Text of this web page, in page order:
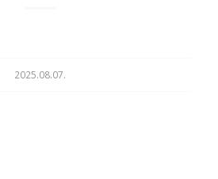
2025.08.07.